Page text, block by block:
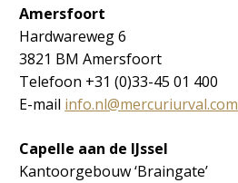
Amersfoort
Hardwareweg 6
3821 BM Amersfoort
Telefoon +31 (0)33-45 01 400
E-mail info.nl@mercuriurval.com
Capelle aan de IJssel
Kantoorgebouw ‘Braingate’